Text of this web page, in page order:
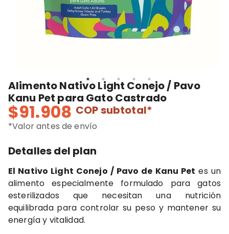
Alimento Nativo Light Conejo / Pavo
Kanu Pet para Gato Castrado
$91.908 COPsubtotal*
*Valor antes de envío
Detalles del plan
El Nativo Light Conejo / Pavo de Kanu Pet es un
alimento especialmente formulado para gatos
esterilizados que necesitan una nutrición
equilibrada para controlar su peso y mantener su
energía y vitalidad.